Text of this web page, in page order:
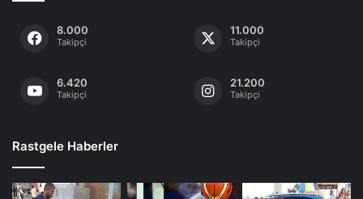
8.000
Takipçi
11.000
Takipçi
6.420
Takipçi
21.200
Takipçi
Rastgele Haberler